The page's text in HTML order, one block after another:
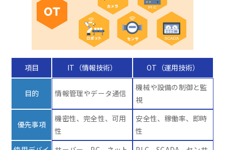
項目 IT（情報技術） OT（運用技術）
目的 情報管理やデータ通信
機械や設備の制御と監
視
優先事項
機密性、完全性、可用
性
安全性、稼働率、即時
性